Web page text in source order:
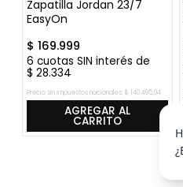
Zapatilla Jordan 23/7
EasyOn
$ 169.999
6 cuotas SIN interés de
$ 28.334
Precio sin impuestos nacionales: $ 140.495,04
AGREGAR AL
CARRITO